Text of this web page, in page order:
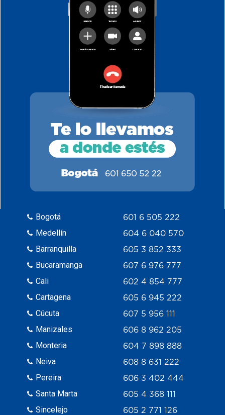
Bogotá
Medellín
Barranquilla
Bucaramanga
Cali
Cartagena
Cúcuta
Manizales
Monteria
Neiva
Pereira
Santa Marta
Sincelejo
601 6 505 222
604 6 040 570
605 3 852 333
607 6 976 777
602 4 854 777
605 6 945 222
607 5 956 111
606 8 962 205
604 7 898 888
608 8 631 222
606 3 402 444
605 4 368 111
605 2 771 126